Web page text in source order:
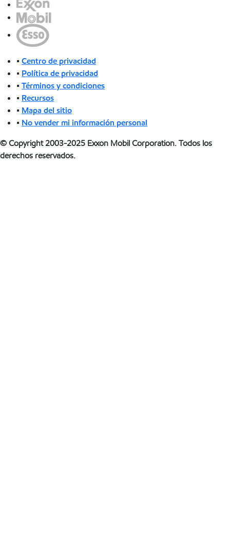
•Centro de privacidad
• Política de privacidad
•Términos y condiciones
• Recursos
• Mapa del sitio
• No vender mi información personal
© Copyright 2003-2025 Exxon Mobil Corporation. Todos los
derechos reservados.